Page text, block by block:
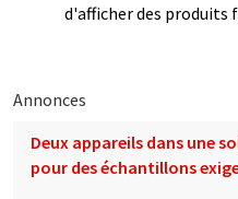
d'afficher des
Annonces
Deux appareils dans une
pour des échantillons